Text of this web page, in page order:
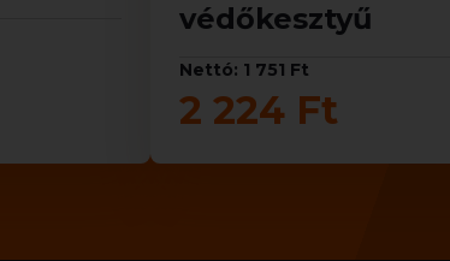
védőkesztyű
Nettó: 1 751 Ft
2 224 Ft